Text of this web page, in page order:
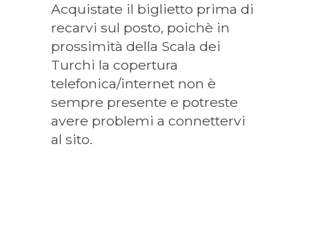
Acquistate il biglietto prima di
recarvi sul posto, poichè in
prossimità della Scala dei
Turchi la copertura
telefonica/internet non è
sempre presente e potreste
avere problemi a connettervi
al sito.